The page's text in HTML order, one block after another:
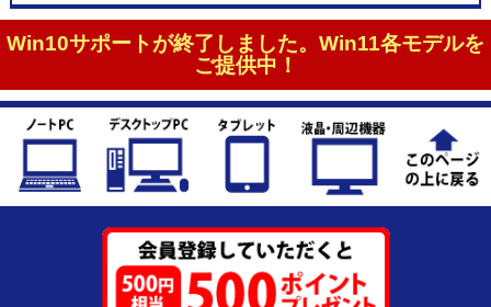
Win10サポートが終了しました。Win11各モデルを
ご提供中！